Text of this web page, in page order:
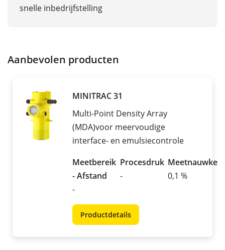
snelle inbedrijfstelling
Aanbevolen producten
MINITRAC 31
Multi-Point Density Array
(MDA)voor meervoudige
interface- en emulsiecontrole
Meetbereik
- Afstand
-
Procesdruk
-
0,1 %
Productdetails